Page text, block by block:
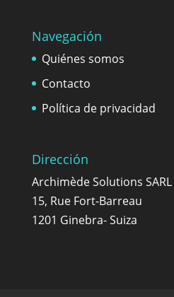
Navegación
Quiénes somos
Contacto
Política de privacidad
Dirección
Archimède Solutions SARL
15, Rue Fort-Barreau
1201 Ginebra- Suiza